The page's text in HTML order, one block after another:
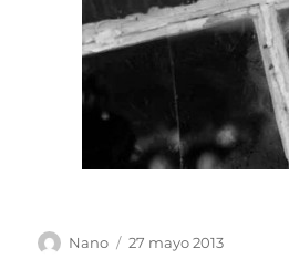
Autor
Nano
Publicado
27 mayo 2013